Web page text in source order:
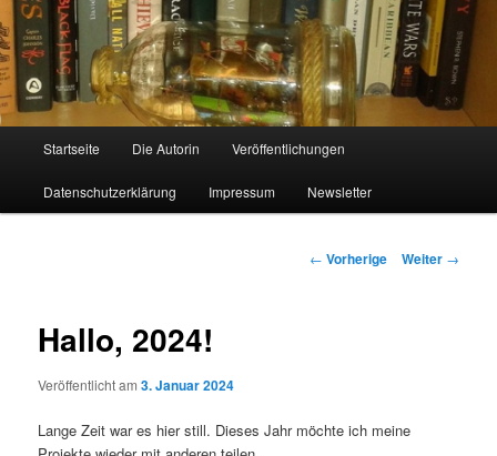
Zum
Inhalt
Startseite Die Autorin Veröffentlichungen
Datenschutzerklärung Impressum Newsletter
Beitrags-
← Vorherige Weiter →
Hallo, 2024!
Veröffentlicht am3. Januar 2024
Lange Zeit war es hier still. Dieses Jahr möchte ich meine